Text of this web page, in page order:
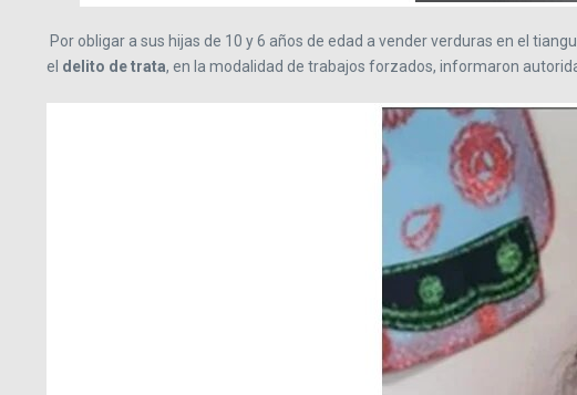
Por obligar a sus hijas de 10 y 6 años de edad a vender verduras en el
el delito de trata, en la modalidad de trabajos forzados, informaron